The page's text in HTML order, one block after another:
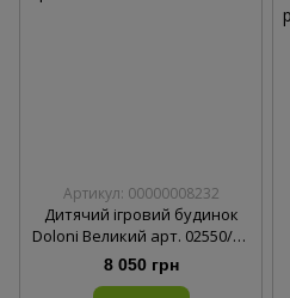
Артикул: 00000008232
Дитячий ігровий будинок
Doloni Великий арт. 02550/25
Бежево-сірий
8 050 грн